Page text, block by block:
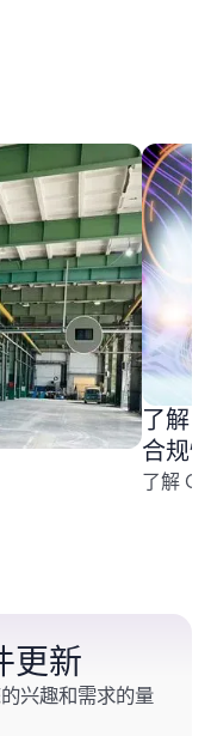
了解
合规
了解
更新
兴趣和需求的量